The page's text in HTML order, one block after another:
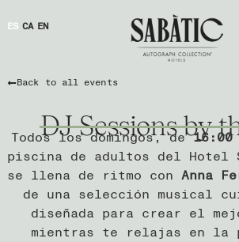
ES CA EN
Back to all events
DJ Sessions by
Todos los domingos, de
piscina de adultos del Hotel
se llena de ritmo con Anna
de una selección musical
diseñada para crear el
mientras te relajas en la